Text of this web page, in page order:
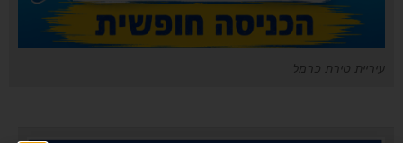
עיריית טירת כרמל